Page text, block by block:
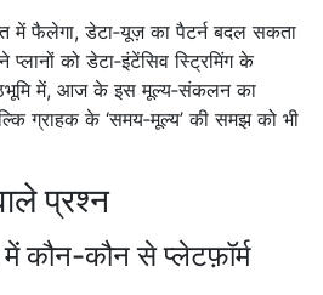
में फैलेगा, डेटा‑यूज़ का पैटर्न बदल सकता
को डेटा‑इंटेंसिव स्ट्रिमिंग के
में, आज के इस मूल्य‑संकलन का
ग्राहक के ‘समय‑मूल्य’ की समझ को भी
प्रश्न
कौन-कौन से प्लेटफ़ॉर्म